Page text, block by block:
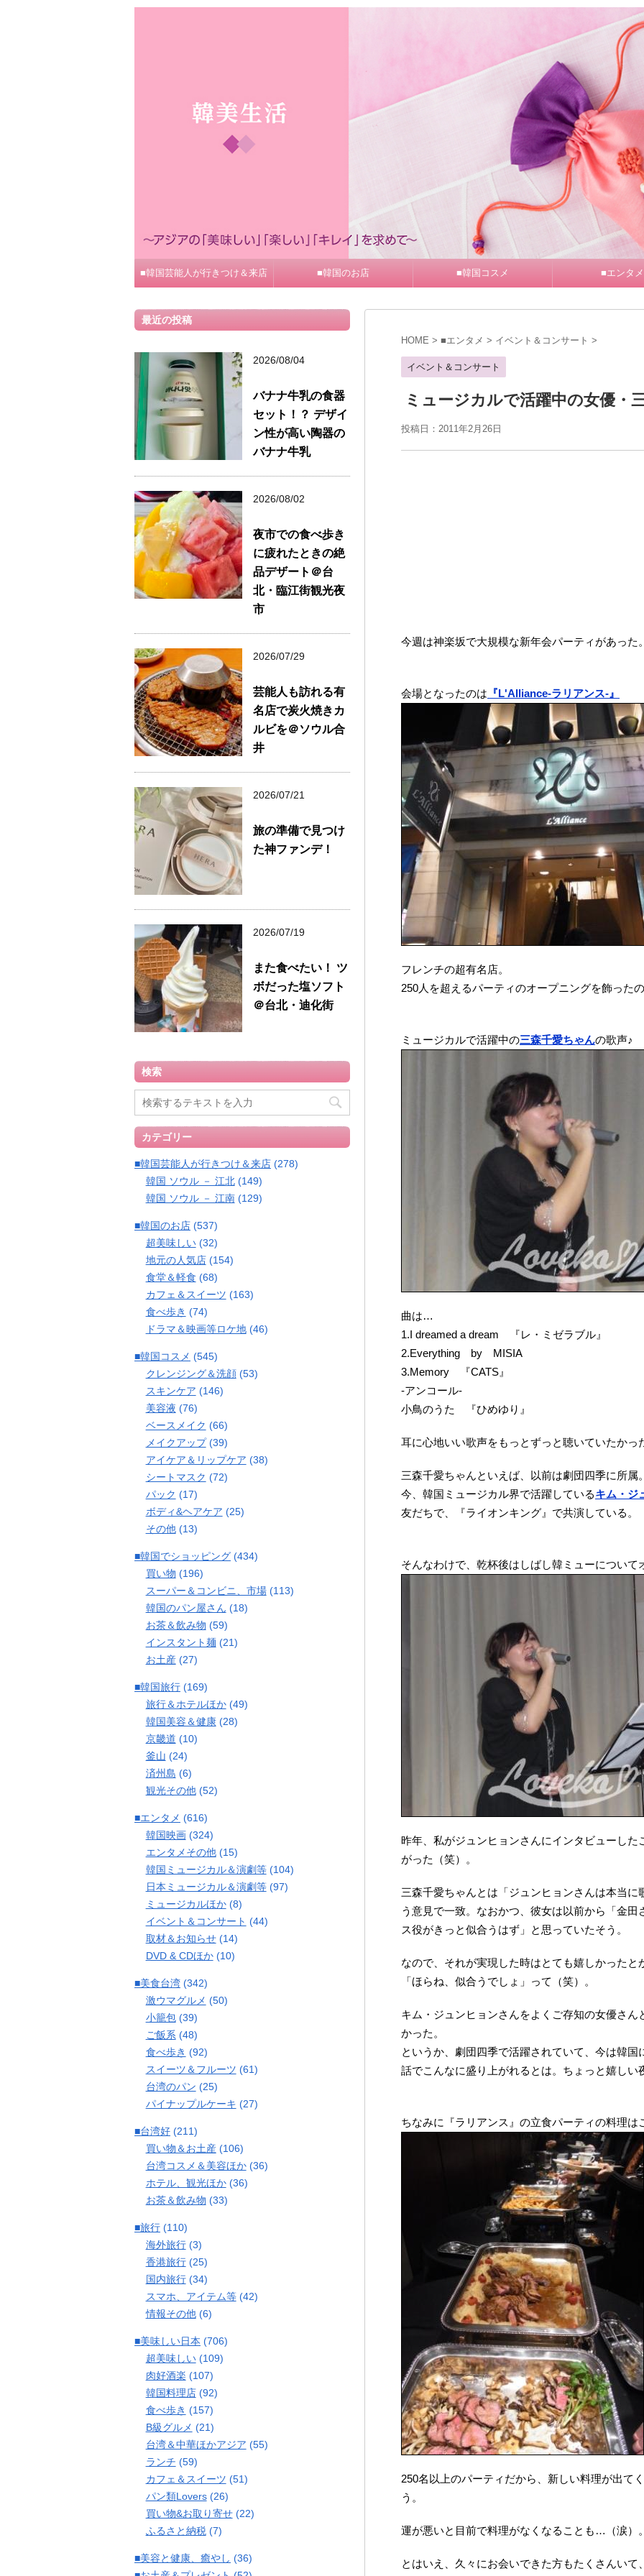
■韓国芸能人が行きつけ＆来店 ■韓国のお店 ■韓国コスメ ■エンタメ
HOME > ■エンタメ > イベント＆コンサート >
イベント＆コンサート
ミュージカルで活躍中の女優・
投稿日：2011年2月26日
今週は神楽坂で大規模な新年会パーティがあった
会場となったのは 『L'Alliance-ラリアンス-』
フレンチの超有名店。
250人を超えるパーティのオープニングを飾った
ミュージカルで活躍中の三森千愛ちゃんの歌声♪
曲は…
1.I dreamed a dream 『レ・ミゼラブル』
2.Everything by MISIA
3.Memory 『CATS』
-アンコール-
小鳥のうた 『ひめゆり』
耳に心地いい歌声をもっとずっと聴いていたかっ
三森千愛ちゃんといえば、以前は劇団四季に所属
今、韓国ミュージカル界で活躍しているキム・ジ
友だちで、『ライオンキング』で共演している。
そんなわけで、乾杯後はしばし韓ミューについて
昨年、私がジュンヒョンさんにインタビューした
がった（笑）。
三森千愛ちゃんとは「ジュンヒョンさんは本当
う意見で一致。なおかつ、彼女は以前から「金
ス役がきっと似合うはず」と思っていたそう。
なので、それが実現した時はとても嬉しかったと
「ほらね、似合うでしょ」って（笑）。
キム・ジュンヒョンさんをよくご存知の女優さ
かった。
というか、劇団四季で活躍されていて、今は韓
話でこんなに盛り上がれるとは。ちょっと嬉しい
ちなみに『ラリアンス』の立食パーティの料理は
250名以上のパーティだから、新しい料理が出て
う。
運が悪いと目前で料理がなくなることも…（涙）
とはいえ、久々にお会いできた方もたくさんい
最近の投稿
2026/08/04
バナナ牛乳の食器
セット！？ デザイ
ン性が高い陶器の
バナナ牛乳
2026/08/02
夜市での食べ歩き
に疲れたときの絶
品デザート＠台
北・臨江街観光夜
市
2026/07/29
芸能人も訪れる有
名店で炭火焼きカ
ルビを＠ソウル合
井
2026/07/21
旅の準備で見つけ
た神ファンデ！
2026/07/19
また食べたい！ ツ
ボだった塩ソフト
＠台北・迪化街
検索
カテゴリー
■韓国芸能人が行きつけ＆来店 (278)
韓国 ソウル － 江北(149)
韓国 ソウル － 江南(129)
■韓国のお店 (537)
超美味しい(32)
地元の人気店(154)
食堂＆軽食 (68)
カフェ＆スイーツ (163)
食べ歩き (74)
ドラマ＆映画等ロケ地(46)
■韓国コスメ (545)
クレンジング＆洗顔(53)
スキンケア (146)
美容液 (76)
ベースメイク (66)
メイクアップ(39)
アイケア＆リップケア (38)
シートマスク (72)
パック (17)
ボディ&ヘアケア (25)
その他(13)
■韓国でショッピング (434)
買い物 (196)
スーパー＆コンビニ、市場(113)
韓国のパン屋さん (18)
お茶＆飲み物 (59)
インスタント麺(21)
お土産(27)
■韓国旅行 (169)
旅行＆ホテルほか(49)
韓国美容＆健康(28)
京畿道 (10)
釜山 (24)
済州島 (6)
観光その他(52)
■エンタメ (616)
韓国映画(324)
エンタメその他(15)
韓国ミュージカル＆演劇等(104)
日本ミュージカル＆演劇等(97)
ミュージカルほか(8)
イベント＆コンサート (44)
取材＆お知らせ(14)
DVD & CDほか(10)
■美食台湾 (342)
激ウマグルメ (50)
小籠包(39)
ご飯系 (48)
食べ歩き (92)
スイーツ＆フルーツ (61)
台湾のパン (25)
パイナップルケーキ (27)
■台湾好 (211)
買い物＆お土産(106)
台湾コスメ＆美容ほか(36)
ホテル、観光ほか(36)
お茶＆飲み物 (33)
■旅行 (110)
海外旅行(3)
香港旅行(25)
国内旅行(34)
スマホ、アイテム等(42)
情報その他(6)
■美味しい日本 (706)
超美味しい(109)
肉好酒楽 (107)
韓国料理店(92)
食べ歩き (157)
B級グルメ (21)
台湾＆中華ほかアジア (55)
ランチ (59)
カフェ＆スイーツ (51)
パン類Lovers(26)
買い物&お取り寄せ(22)
ふるさと納税(7)
■美容と健康、癒やし (36)